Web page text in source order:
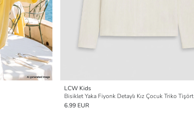
LCW Kids
Bisiklet Yaka Fiyonk Detaylı Kız Çocuk Triko Tişört
6.99 EUR